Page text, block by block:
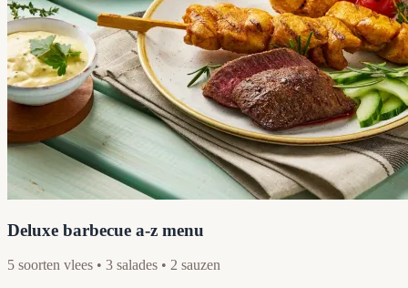
Deluxe barbecue a-z menu
5 soorten vlees • 3 salades • 2 sauzen